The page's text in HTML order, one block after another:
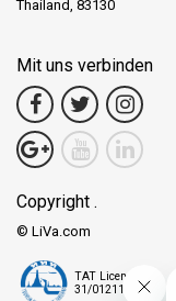
Thailand, 83130
Mit uns verbinden
Copyright .
© LiVa.com
TAT License
31/01211